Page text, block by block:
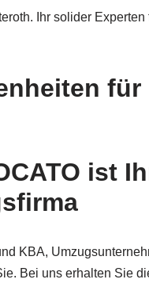
Ihr solider
für
ist
KBA,
Bei uns erhalten Sie